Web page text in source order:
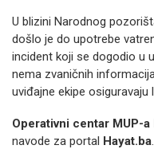
U blizini Narodnog
došlo je do upotrebe
incident koji se dogodio u
nema zvaničnih
uviđajne ekipe osiguravaju
Operativni centar MUP-a
navode za portal Hayat.ba